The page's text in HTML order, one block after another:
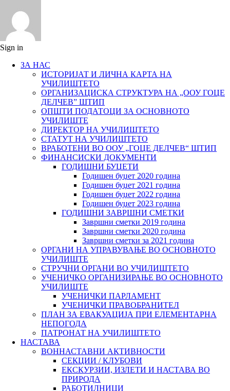
Sign in
ЗА НАС
ИСТОРИЈАТ И ЛИЧНА КАРТА НА
УЧИЛИШТЕТО
ОРГАНИЗАЦИСКА СТРУКТУРА НА „ООУ ГОЦЕ
ДЕЛЧЕВ” ШТИП
ОПШТИ ПОДАТОЦИ ЗА ОСНОВНОТО
УЧИЛИШТЕ
ДИРЕКТОР НА УЧИЛИШТЕТО
СТАТУТ НА УЧИЛИШТЕТО
ВРАБОТЕНИ ВО ООУ „ГОЦЕ ДЕЛЧЕВ“ ШТИП
ФИНАНСИСКИ ДОКУМЕНТИ
ГОДИШНИ БУЏЕТИ
Годишен буџет 2020 година
Годишен буџет 2021 година
Годишен буџет 2022 година
Годишен буџет 2023 година
ГОДИШНИ ЗАВРШНИ СМЕТКИ
Завршни сметки 2019 година
Завршни сметки 2020 година
Завршни сметки за 2021 година
ОРГАНИ НА УПРАВУВАЊЕ ВО ОСНОВНОТО
УЧИЛИШТЕ
СТРУЧНИ ОРГАНИ ВО УЧИЛИШТЕТО
УЧЕНИЧКО ОРГАНИЗИРАЊЕ ВО ОСНОВНОТО
УЧИЛИШТЕ
УЧЕНИЧКИ ПАРЛАМЕНТ
УЧЕНИЧКИ ПРАВОБРАНИТЕЛ
ПЛАН ЗА ЕВАКУАЦИЈА ПРИ ЕЛЕМЕНТАРНА
НЕПОГОДА
ПАТРОНАТ НА УЧИЛИШТЕТО
НАСТАВА
ВОННАСТАВНИ АКТИВНОСТИ
СЕКЦИИ / КЛУБОВИ
ЕКСКУРЗИИ, ИЗЛЕТИ И НАСТАВА ВО
ПРИРОДА
РАБОТИЛНИЦИ